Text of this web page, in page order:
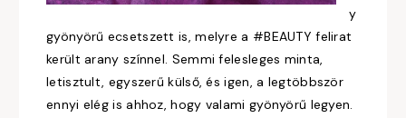
y
gyönyörű ecsetszett is, melyre a #BEAUTY felirat
került arany színnel. Semmi felesleges minta,
letisztult, egyszerű külső, és igen, a legtöbbször
ennyi elég is ahhoz, hogy valami gyönyörű legyen.